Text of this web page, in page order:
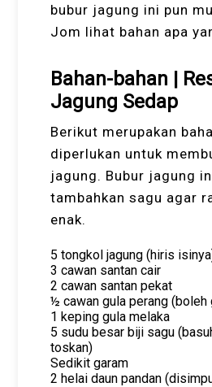
bubur jagung ini pun
Jom lihat bahan apa
Bahan-bahan |
Jagung Sedap
Berikut merupakan
diperlukan untuk
jagung. Bubur jagung
tambahkan sagu agar
enak.
5 tongkol jagung (hiris
3 cawan santan cair
2 cawan santan pekat
½ cawan gula perang (boleh
1 keping gula melaka
5 sudu besar biji sagu
toskan)
Sedikit garam
2 helai daun pandan